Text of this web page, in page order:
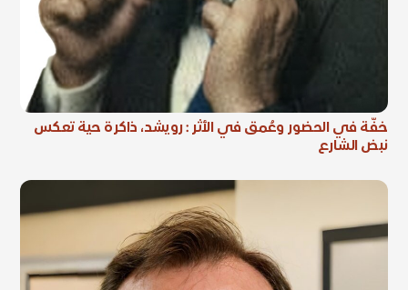
خفّة في الحضور وعُمق في الأثر : رويشد، ذاكرة حية تعكس
نبض الشارع